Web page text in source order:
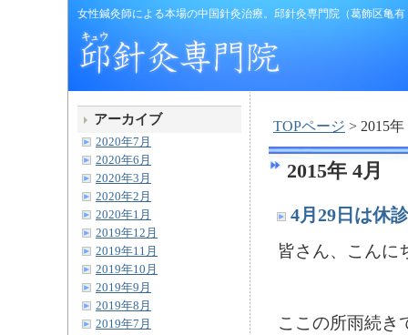
女性鍼灸師による本場の中国針灸治療。邱針灸専門院（葛飾区亀
TOPページ > 2015年
2015年 4月
4月29日は休
皆さん、こん
ここの所雨続き
アーカイブ
2020年7月
2020年6月
2020年3月
2020年2月
2020年1月
2019年12月
2019年11月
2019年10月
2019年9月
2019年8月
2019年7月